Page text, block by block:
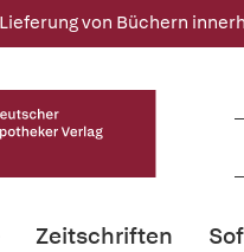
von Büchern
Zeitschriften